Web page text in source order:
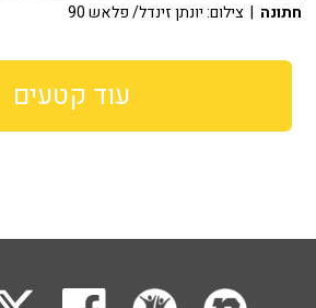
חתונה | צילום: יונתן זינדל/ פלאש 90
עוד קטעים